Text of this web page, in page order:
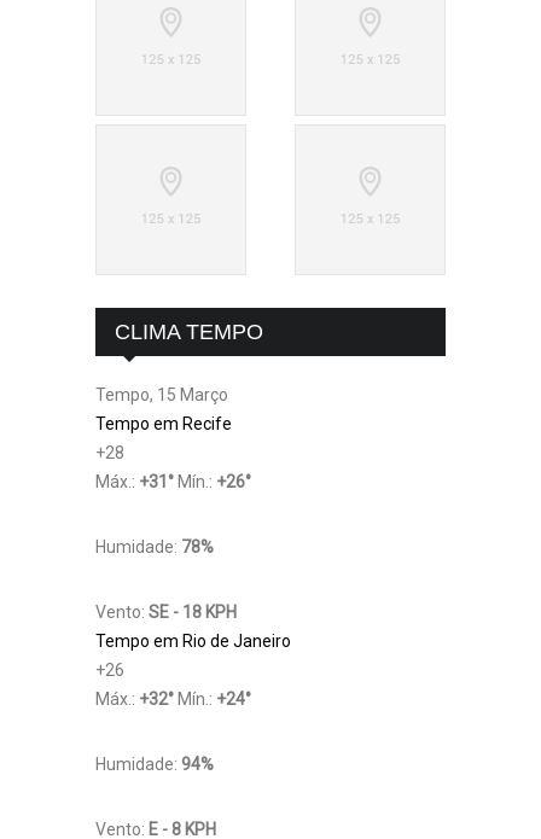
CLIMA TEMPO
Tempo, 15 Março
Tempo em Recife
+28
Máx.: +31 ° Mín.: +26°
Humidade: 78%
Vento: SE - 18 KPH
Tempo em Rio de Janeiro
+26
Máx.: +32° Mín.: +24°
Humidade: 94%
Vento: E - 8 KPH